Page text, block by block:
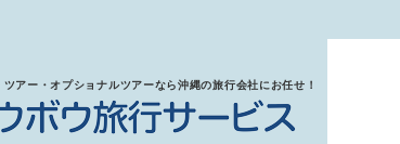
アー・オプショナルツアーなら沖縄の旅行会社にお任せ！